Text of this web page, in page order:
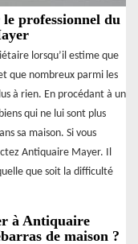
professionnel du
lorsqu’il estime que
que nombreux parmi les
à rien. En procédant à un
qui ne lui sont plus
sa maison. Si vous
Antiquaire Mayer. Il
que soit la difficulté
à Antiquaire
de maison ?